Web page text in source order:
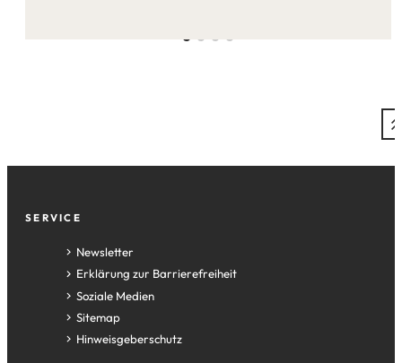
Fußzeile
SERVICE
Newsletter
Erklärung zur Barrierefreiheit
Soziale Medien
Sitemap
Hinweisgeberschutz